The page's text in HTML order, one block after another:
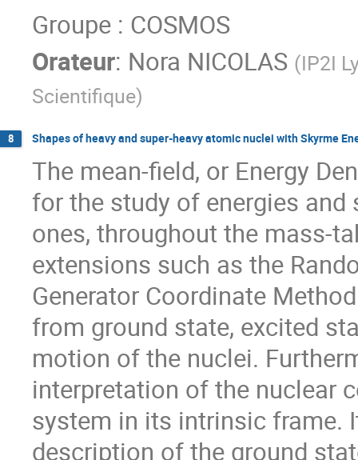
Groupe : COSMOS
Orateur: Nora NICOLAS (IP2I
Scientifique)
8 Shapes of heavy and super-heavy atomic nuclei with Skyrme
The mean-field, or Energy
for the study of energies
ones, throughout the mass-
extensions such as the
Generator Coordinate
from ground state, excited
motion of the nuclei.
interpretation of the nuclear
system in its intrinsic frame.
description of the ground